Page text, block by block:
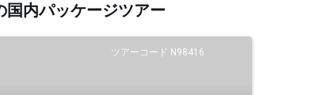
国内パッケージツアー
ツアーコード N98416